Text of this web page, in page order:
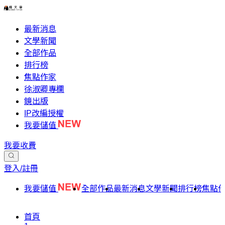
最新消息
文學新聞
全部作品
排行榜
焦點作家
徐淑卿專欄
鏡出版
IP改編授權
我要儲值
我要收費
登入/註冊
我要儲值 全部作品最新消息文學新聞排行榜焦點
首頁